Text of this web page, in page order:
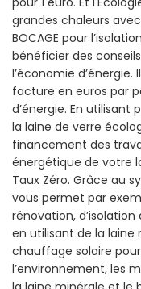
grandes chaleurs avec
BOCAGE pour
bénéficier des
l’économie
facture en euros par
d’énergie. En utilisant
la laine de verre
financement des
énergétique de votre
Taux Zéro. Grâce au
vous permet par
rénovation, d’isolation
en utilisant de la laine
chauffage solaire
l’environnement, les